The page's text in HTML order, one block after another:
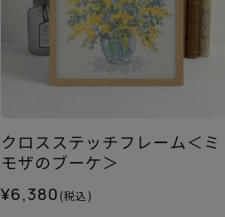
クロスステッチフレーム＜ミ
モザのブーケ＞
¥6,380 (税込)